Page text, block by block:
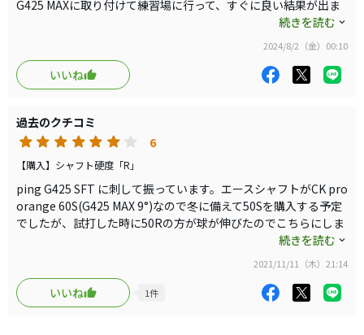
テーラーメイドのヘッドに対しては、1発の飛びは有るも
のの暴れるイメージが付き纏いステルス2の購入には迷いま
現在のところはまだ旗を越える程度ですが、ヘッドの落
とし方を探ってHSを上げていきたいと思っています。この
シストしてくれると信じています。実際にPing G425MAXで
はかなり精度が上がってきました。ステルス2でもポイント
を見付けて距離につなげたいと思います。
G425 MAXに取り付けて練習場に行って、すぐに良い結果が出ま
50Rと変わらないレポートになってしまいますが、変な癖が無い
のでタイミングが取り易くて数球でシャフトのしなりを使えるよ
うになります。左右のブレを吸収してくれるのはRもSも同じで
すが、Sは芯が強いようなフィーリングで安心して叩き（落と
グプレーンを意識した打ち方です。下半身リードで十分シャフト
を使えるのが最適ですが、手打ちをしている人でも7割程度で振
って、アウトサイドインにならないように気を付けるだけでフェ
アウェイキープ率が上がるのではないかと思います。
爆発的な飛距離はなかなか出ませんが（年齢もあり）、それでも
これだけ安定して振れるシャフトは無いのではないかと思うくら
い気に入っています。個人的にはPing G425/430との組合せだと
続きを読む
2024/8/2（金）00:10
いいね
過去のクチコミ
6
【購入】シャフト硬度「R」
ping G425 SFT に刺して振っています。エースシャフトがCK pro
orange 60S(G425 MAX 9°)なので冬に備えて50Sを購入する予定
でしたが、試打した時に50Rの方が球が伸びたのでこちらにしま
した。実際の距離はSの方が出ていましたが、伸びしろ期待で購
入しました。7割程度の身体の引きで十分なスピードが出てくれ
ます。7割でHS45前後が軽く出ます。それ以上引くと左に突き抜
けそうな球が出るので引き過ぎないのが良いようです。
適当な引きで振っていると球がグングンと伸びます。
続きを読む
2021/11/11（木）21:14
いいね 1件